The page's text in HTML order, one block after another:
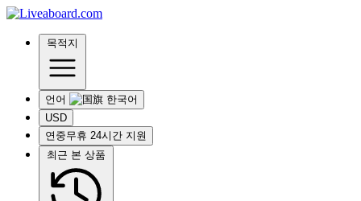
목적지
언어
USD
연중무휴 24시간 지원
최근 본 상품